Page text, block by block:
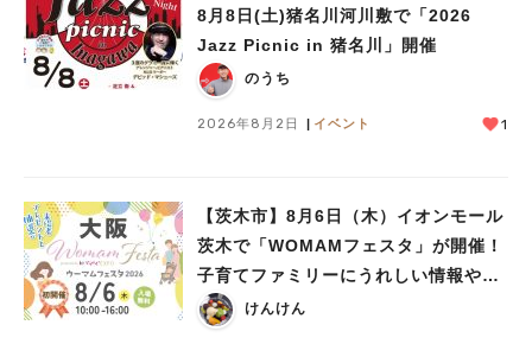
8月8日(土)猪名川河川敷で「2026
Jazz Picnic in 猪名川」開催
のうち
2026年8月2日 イベント 1
【茨木市】8月6日（木）イオンモール
茨木で「WOMAMフェスタ」が開催！
子育てファミリーにうれしい情報やプ
レゼントがいっぱい♪
けんけん